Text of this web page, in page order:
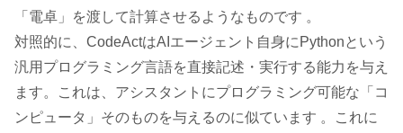
「電卓」を渡して計算させるようなものです 。
対照的に、CodeActはAIエージェント自身にPythonという
汎用プログラミング言語を直接記述・実行する能力を与え
ます。これは、アシスタントにプログラミング可能な「コ
ンピュータ」そのものを与えるのに似ています 。これに